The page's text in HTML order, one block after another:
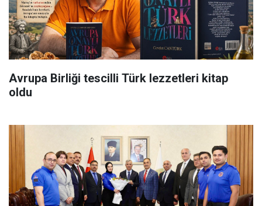
Avrupa Birliği tescilli Türk lezzetleri kitap
oldu